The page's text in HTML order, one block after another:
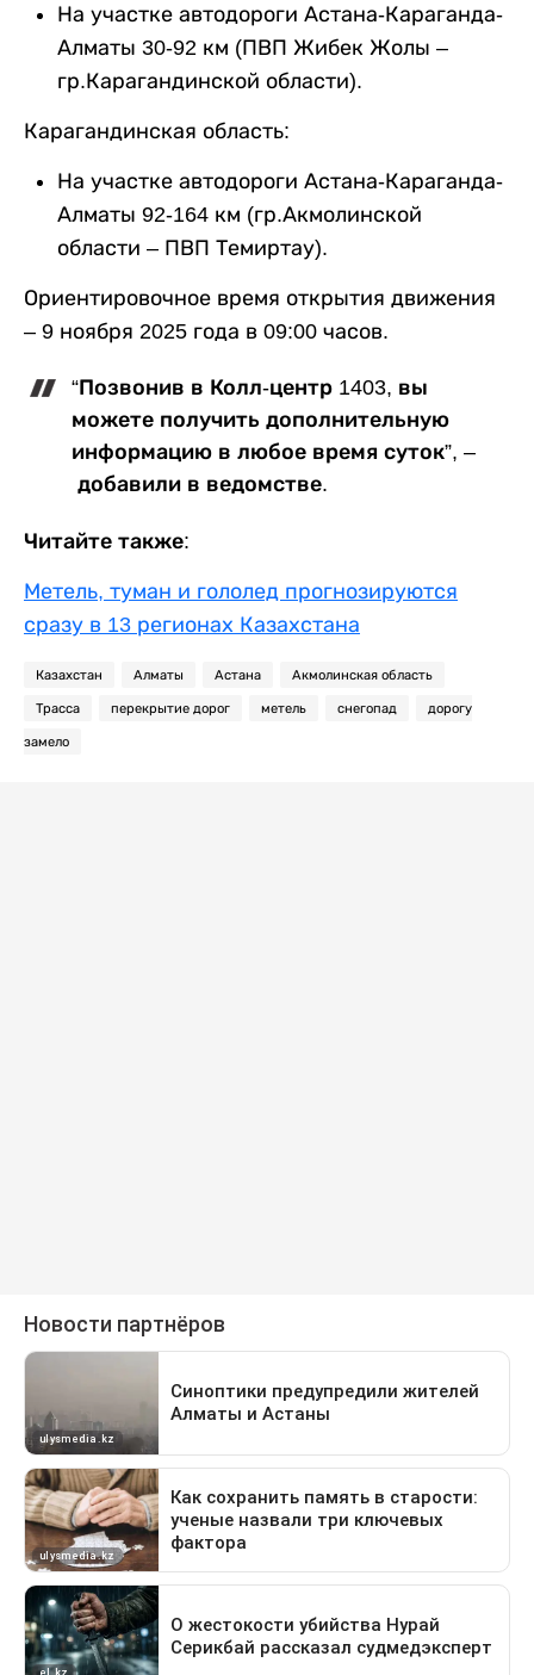
На участке автодороги Астана-Караганда-
Алматы 30-92 км (ПВП Жибек Жолы –
гр.Карагандинской области).
Карагандинская область:
На участке автодороги Астана-Караганда-
Алматы 92-164 км (гр.Акмолинской
области – ПВП Темиртау).
Ориентировочное время открытия движения
– 9 ноября 2025 года в 09:00 часов.
“Позвонив в Колл-центр 1403, вы
можете получить дополнительную
информацию в любое время суток”, –
добавили в ведомстве.
Читайте также:
Метель, туман и гололед прогнозируются
сразу в 13 регионах Казахстана
Казахстан Алматы Астана Акмолинская область
Трасса перекрытие дорог метель снегопад дорогу
замело